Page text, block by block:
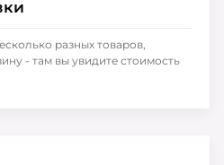
разных товаров,
- там вы увидите стоимость